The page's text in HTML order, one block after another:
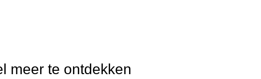
meer te ontdekken